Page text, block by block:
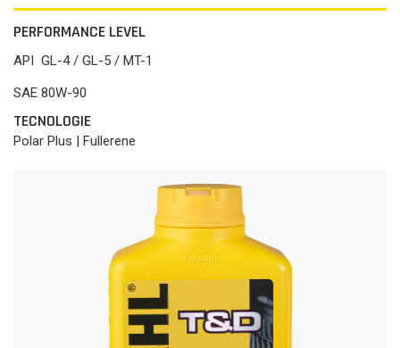
PERFORMANCE LEVEL
API GL-4 / GL-5 / MT-1
SAE 80W-90
TECNOLOGIE
Polar Plus | Fullerene